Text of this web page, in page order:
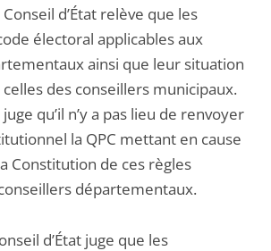
d’État relève que les
électoral applicables aux
ainsi que leur situation
des conseillers municipaux.
qu’il n’y a pas lieu de renvoyer
la QPC mettant en cause
Constitution de ces règles
départementaux.
d’État juge que les